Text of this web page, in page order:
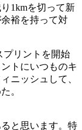
1kmを切って新
裕を持って対
プリントを開始
トにいつものキ
ニッシュして、
。
と思います。特